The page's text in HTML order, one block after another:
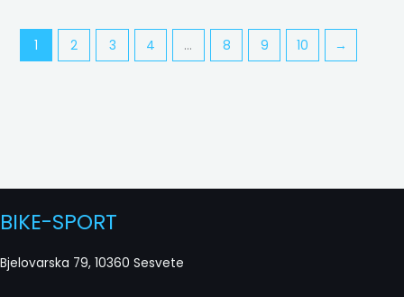
1 2 3 4 … 8 9 10 →
BIKE-SPORT
Bjelovarska 79, 10360 Sesvete